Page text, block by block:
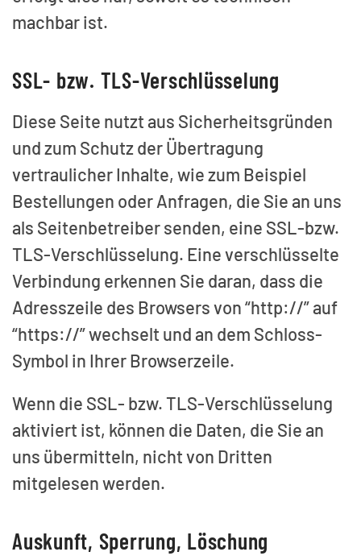
machbar ist.
SSL- bzw. TLS-Verschlüsselung
Diese Seite nutzt aus Sicherheitsgründen
und zum Schutz der Übertragung
vertraulicher Inhalte, wie zum Beispiel
Bestellungen oder Anfragen, die Sie an uns
als Seitenbetreiber senden, eine SSL-bzw.
TLS-Verschlüsselung. Eine verschlüsselte
Verbindung erkennen Sie daran, dass die
Adresszeile des Browsers von “http://” auf
“https://” wechselt und an dem Schloss-
Symbol in Ihrer Browserzeile.
Wenn die SSL- bzw. TLS-Verschlüsselung
aktiviert ist, können die Daten, die Sie an
uns übermitteln, nicht von Dritten
mitgelesen werden.
Auskunft, Sperrung, Löschung